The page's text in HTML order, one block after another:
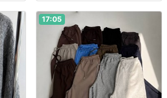
17:05